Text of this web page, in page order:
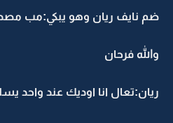
ضم نايف ريان وهو يبكي:مب
والله فرحان
ريان:تعال انا اوديك عند واحد